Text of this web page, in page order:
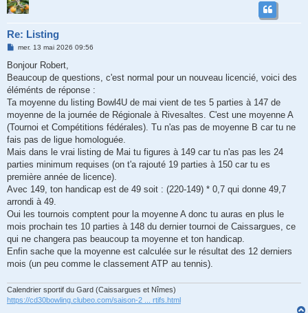
Re: Listing
M
s
a
g
mer. 13 mai 2026 09:56
Bonjour Robert,
Beaucoup de questions, c'est normal pour un nouveau licencié, voici des
éléménts de réponse :
Ta moyenne du listing Bowl4U de mai vient de tes 5 parties à 147 de
moyenne de la journée de Régionale à Rivesaltes. C'est une moyenne A
(Tournoi et Compétitions fédérales). Tu n'as pas de moyenne B car tu ne
fais pas de ligue homologuée.
Mais dans le vrai listing de Mai tu figures à 149 car tu n'as pas les 24
parties minimum requises (on t'a rajouté 19 parties à 150 car tu es
première année de licence).
Avec 149, ton handicap est de 49 soit : (220-149) * 0,7 qui donne 49,7
arrondi à 49.
Oui les tournois comptent pour la moyenne A donc tu auras en plus le
mois prochain tes 10 parties à 148 du dernier tournoi de Caissargues, ce
qui ne changera pas beaucoup ta moyenne et ton handicap.
Enfin sache que la moyenne est calculée sur le résultat des 12 derniers
mois (un peu comme le classement ATP au tennis).
Calendrier sportif du Gard (Caissargues et Nîmes)
https://cd30bowling.clubeo.com/saison-2 ... rtifs.html